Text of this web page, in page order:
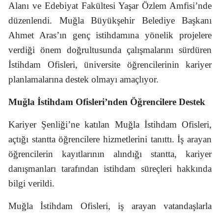
Alanı ve Edebiyat Fakültesi Yaşar Özlem Amfisi’nde
düzenlendi. Muğla Büyükşehir Belediye Başkanı
Ahmet Aras’ın genç istihdamına yönelik projelere
verdiği önem doğrultusunda çalışmalarını sürdüren
İstihdam Ofisleri, üniversite öğrencilerinin kariyer
planlamalarına destek olmayı amaçlıyor.
Muğla İstihdam Ofisleri’nden Öğrencilere Destek
Kariyer Şenliği’ne katılan Muğla İstihdam Ofisleri,
açtığı stantta öğrencilere hizmetlerini tanıttı. İş arayan
öğrencilerin kayıtlarının alındığı stantta, kariyer
danışmanları tarafından istihdam süreçleri hakkında
bilgi verildi.
Muğla İstihdam Ofisleri, iş arayan vatandaşlarla